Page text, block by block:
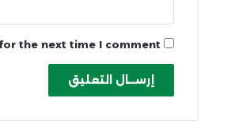
the next time I comment.